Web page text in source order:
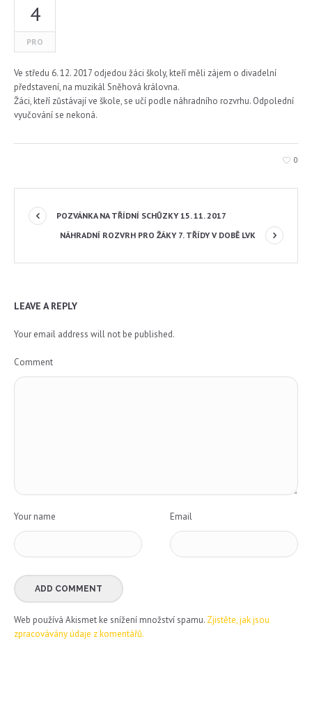
4
PRO
Ve středu 6. 12. 2017 odjedou žáci školy, kteří měli zájem o divadelní
představení, na muzikál Sněhová královna.
Žáci, kteří zůstávají ve škole, se učí podle náhradního rozvrhu. Odpolední
vyučování se nekoná.
0
POZVÁNKA NA TŘÍDNÍ SCHŮZKY 15. 11. 2017
NÁHRADNÍ ROZVRH PRO ŽÁKY 7. TŘÍDY V DOBĚ LVK
LEAVE A REPLY
Your email address will not be published.
Comment
Your name Email
Web používá Akismet ke snížení množství spamu. Zjistěte, jak jsou
zpracovávány údaje z komentářů.